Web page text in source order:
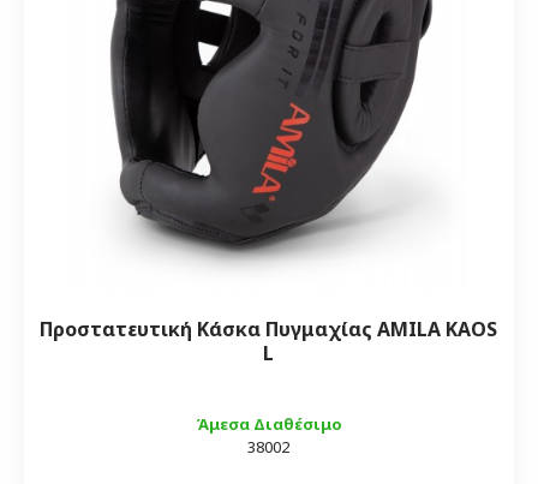
Άμεσα Διαθέσιμο
38002
Προστατευτική Κάσκα Πυγμαχίας AMILA KAOS
L